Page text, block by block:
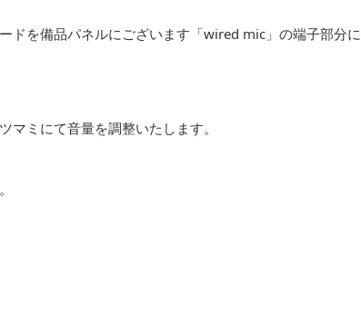
ドを備品パネルにございます「wired mic」の端子部分に
ミにて音量を調整いたします。